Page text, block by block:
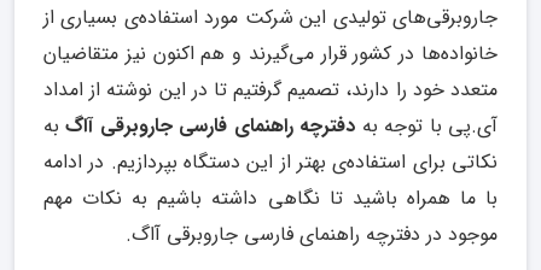
جاروبرقی‌های تولیدی این شرکت مورد استفاده‌ی بسیاری از
خانواده‌ها در کشور قرار می‌گیرند و هم اکنون نیز متقاضیان
متعدد خود را دارند، تصمیم گرفتیم تا در این نوشته از امداد
آی.پی با توجه به دفترچه راهنمای فارسی جاروبرقی آاگبه
نکاتی برای استفاده‌ی بهتر از این دستگاه بپردازیم. در ادامه
با ما همراه باشید تا نگاهی داشته باشیم به نکات مهم
موجود در دفترچه راهنمای فارسی جاروبرقی آاگ.